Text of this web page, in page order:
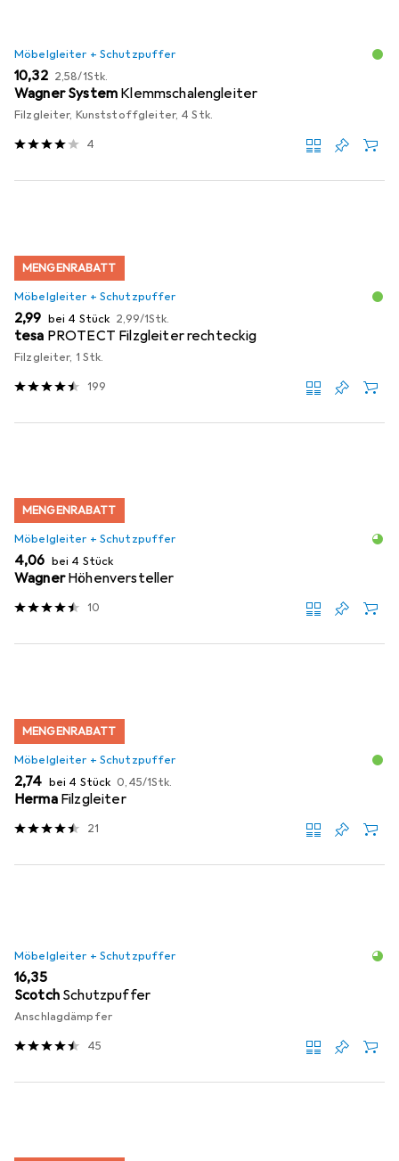
Möbelgleiter + Schutzpuffer
EUR
10,32 EUR
2,58/1Stk.
Wagner System Klemmschalengleiter
Filzgleiter, Kunststoffgleiter, 4 Stk.
4
MENGENRABATT
Möbelgleiter + Schutzpuffer
EUR
2,99 bei 4 Stück EUR
2,99/1Stk.
tesa PROTECT Filzgleiter rechteckig
Filzgleiter, 1 Stk.
199
MENGENRABATT
Möbelgleiter + Schutzpuffer
EUR
4,06 bei 4 Stück
Wagner Höhenversteller
10
MENGENRABATT
Möbelgleiter + Schutzpuffer
EUR
2,74 bei 4 Stück EUR
0,45/1Stk.
Herma Filzgleiter
21
Möbelgleiter + Schutzpuffer
EUR
16,35
Scotch Schutzpuffer
Anschlagdämpfer
45